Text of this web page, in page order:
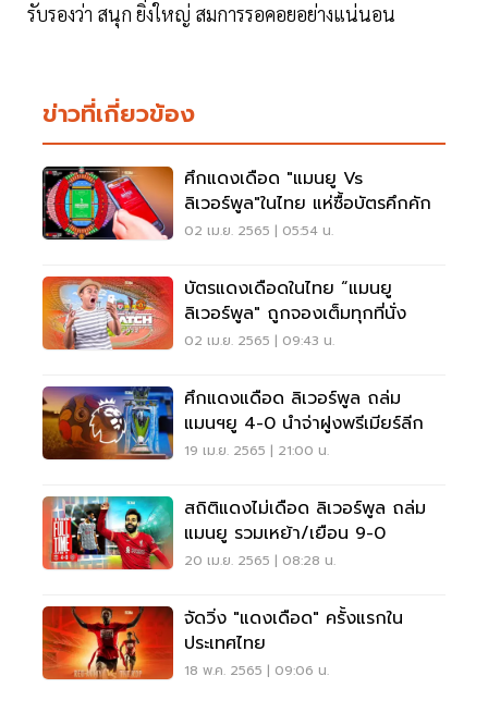
รับรองว่า สนุก ยิ่งใหญ่ สมการรอคอยอย่างแน่นอน
ข่าวที่เกี่ยวข้อง
ศึกแดงเดือด "แมนยู Vs
ลิเวอร์พูล"ในไทย แห่ซื้อบัตรคึกคัก
02 เม.ย. 2565 | 05:54 น.
บัตรแดงเดือดในไทย “แมนยู
ลิเวอร์พูล" ถูกจองเต็มทุกที่นั่ง
02 เม.ย. 2565 | 09:43 น.
ศึกแดงแดือด ลิเวอร์พูล ถล่ม
แมนฯยู 4-0 นำจ่าฝูงพรีเมียร์​ลีก​
19 เม.ย. 2565 | 21:00 น.
สถิติแดงไม่เดือด ลิเวอร์พูล ถล่ม
แมนยู รวมเหย้า/เยือน 9-0
20 เม.ย. 2565 | 08:28 น.
จัดวิ่ง "แดงเดือด" ครั้งแรกใน
ประเทศไทย
18 พ.ค. 2565 | 09:06 น.